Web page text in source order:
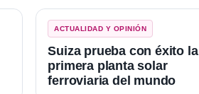
ACTUALIDAD Y OPINIÓN
Suiza prueba con éxito la
primera planta solar
ferroviaria del mundo